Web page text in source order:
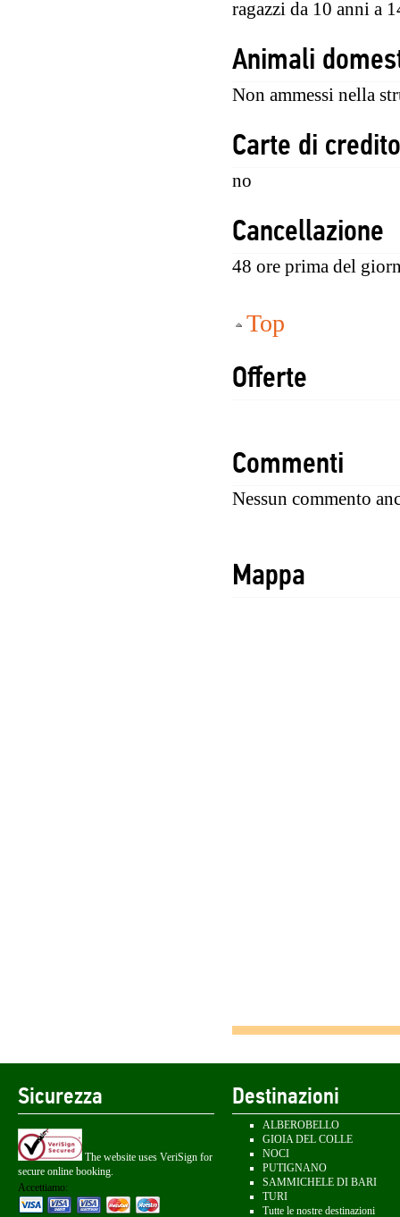
ragazzi da 10 anni a
Animali
Non ammessi nella
Carte di
no
Cancellazione
48 ore prima del
Top
Offerte
Commenti
Nessun commento
Mappa
Sicurezza
The website uses VeriSign for
secure online booking.
Accettiamo:
Destinazioni
ALBEROBELLO
GIOIA DEL COLLE
NOCI
PUTIGNANO
SAMMICHELE DI BARI
TURI
Tutte le nostre destinazioni